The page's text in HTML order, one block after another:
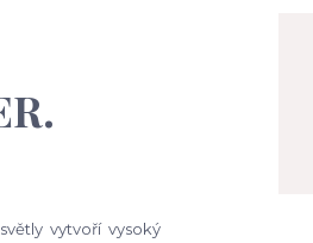
vytvoří vysoký